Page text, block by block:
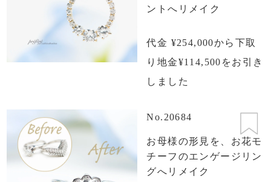
ントへリメイク
代金 ¥254,000から下取
り地金¥114,500をお引き
しました
No.20684
お母様の形見を、お花モ
チーフのエンゲージリン
グへリメイク